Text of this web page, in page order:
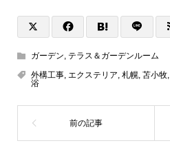
ガーデン, テラス＆ガーデンルーム
外構工事, エクステリア, 札幌, 苫小牧,
浴